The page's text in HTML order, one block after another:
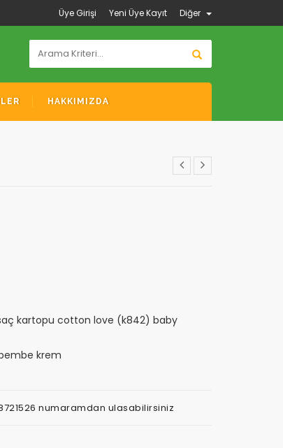
Üye Girişi Yeni Üye Kayıt Diğer
HAKKIMIZDA
kartopu cotton love (k842) baby
krem
numaramdan ulasabilirsiniz